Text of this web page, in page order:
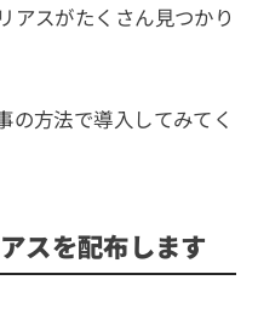
アスがたくさん見つかり
の方法で導入してみてく
スを配布します